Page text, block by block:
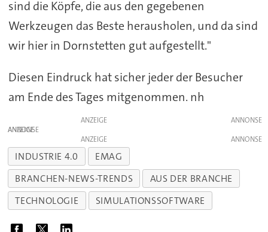
sind die Köpfe, die aus den gegebenen
Werkzeugen das Beste herausholen, und da sind
wir hier in Dornstetten gut aufgestellt."
Diesen Eindruck hat sicher jeder der Besucher
am Ende des Tages mitgenommen. nh
ANZEIGE
ANZEIGE
ANZEIGE
INDUSTRIE 4.0
EMAG
BRANCHEN-NEWS-TRENDS
AUS DER BRANCHE
TECHNOLOGIE
SIMULATIONSSOFTWARE